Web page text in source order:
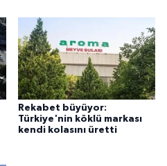
Rekabet büyüyor:
Türkiye'nin köklü markası
kendi kolasını üretti